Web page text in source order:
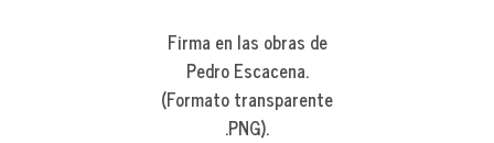
Firma en las obras de
Pedro Escacena.
(Formato transparente
.PNG).